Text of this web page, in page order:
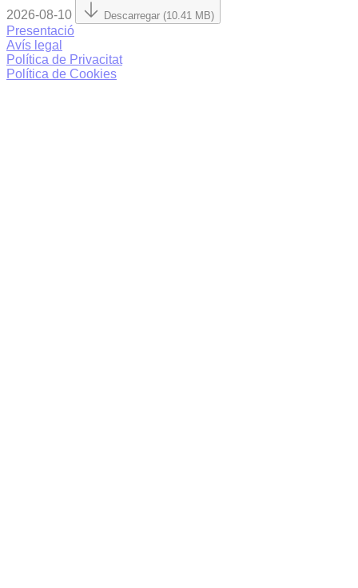
2026-08-10 Descarregar (10.41 MB)
Presentació
Avís legal
Política de Privacitat
Política de Cookies